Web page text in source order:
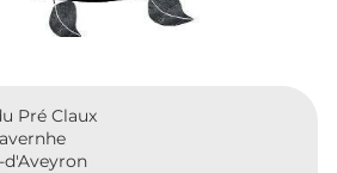
Pré Claux
d'Aveyron